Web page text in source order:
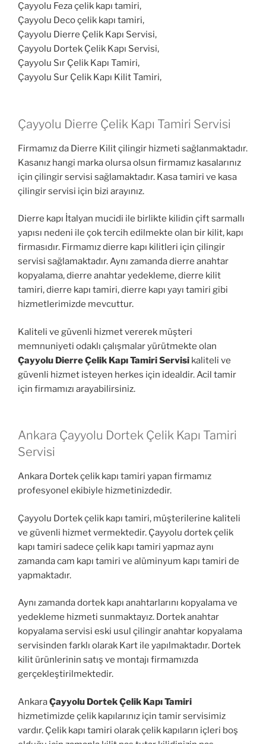
Çayyolu Feza çelik kapı tamiri,
Çayyolu Deco çelik kapı tamiri,
Çayyolu Dierre Çelik Kapı Servisi,
Çayyolu Dortek Çelik Kapı Servisi,
Çayyolu Sır Çelik Kapı Tamiri,
Çayyolu Sur Çelik Kapı Kilit Tamiri,
Çayyolu Dierre Çelik Kapı Tamiri Servisi
Firmamız da Dierre Kilit çilingir hizmeti sağlanmaktadır.
Kasanız hangi marka olursa olsun firmamız kasalarınız
için çilingir servisi sağlamaktadır. Kasa tamiri ve kasa
çilingir servisi için bizi arayınız.
Dierre kapı İtalyan mucidi ile birlikte kilidin çift sarmallı
yapısı nedeni ile çok tercih edilmekte olan bir kilit, kapı
firmasıdır. Firmamız dierre kapı kilitleri için çilingir
servisi sağlamaktadır. Aynı zamanda dierre anahtar
kopyalama, dierre anahtar yedekleme, dierre kilit
tamiri, dierre kapı tamiri, dierre kapı yayı tamiri gibi
hizmetlerimizde mevcuttur.
Kaliteli ve güvenli hizmet vererek müşteri
memnuniyeti odaklı çalışmalar yürütmekte olan
Çayyolu Dierre Çelik Kapı Tamiri Servisi kaliteli ve
güvenli hizmet isteyen herkes için idealdir. Acil tamir
için firmamızı arayabilirsiniz.
Ankara Çayyolu Dortek Çelik Kapı Tamiri
Servisi
Ankara Dortek çelik kapı tamiri yapan firmamız
profesyonel ekibiyle hizmetinizdedir.
Çayyolu Dortek çelik kapı tamiri, müşterilerine kaliteli
ve güvenli hizmet vermektedir. Çayyolu dortek çelik
kapı tamiri sadece çelik kapı tamiri yapmaz aynı
zamanda cam kapı tamiri ve alüminyum kapı tamiri de
yapmaktadır.
Aynı zamanda dortek kapı anahtarlarını kopyalama ve
yedekleme hizmeti sunmaktayız. Dortek anahtar
kopyalama servisi eski usul çilingir anahtar kopyalama
servisinden farklı olarak Kart ile yapılmaktadır. Dortek
kilit ürünlerinin satış ve montajı firmamızda
gerçekleştirilmektedir.
AnkaraÇayyolu Dortek Çelik Kapı Tamiri
hizmetimizde çelik kapılarınız için tamir servisimiz
vardır. Çelik kapı tamiri olarak çelik kapıların içleri boş